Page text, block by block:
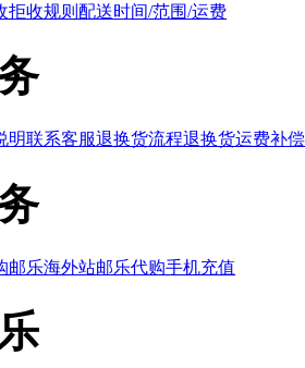
拒收规则 配送时间/范围/运费
明联系客服退换货流程退换货运费补
邮乐海外站邮乐代购手机充值